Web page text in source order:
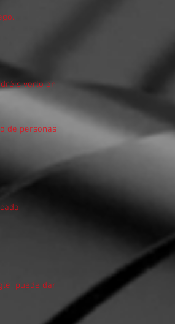
verlo en
de personas
puede dar